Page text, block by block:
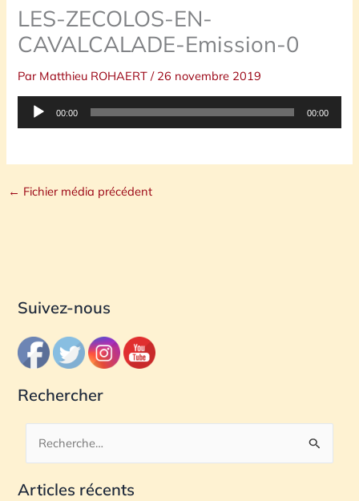
LES-ZECOLOS-EN-
CAVALCALADE-Emission-0
Par Matthieu ROHAERT/ 26 novembre 2019
Lecteur
00:00 00:00
← Fichier média précédent
Suivez-nous
Rechercher
c
Articles récents